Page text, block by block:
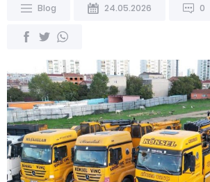
Blog 24.05.2026 0